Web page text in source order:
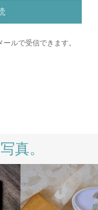
ルで受信できます。
真。